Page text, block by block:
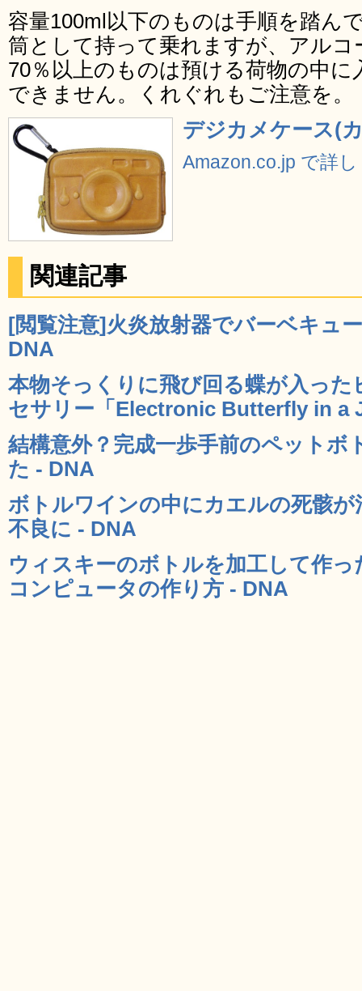
容量100ml以下のものは手順を踏ん
筒として持って乗れますが、アルコ
70％以上のものは預ける荷物の中
できません。くれぐれもご注意を。
デジカメケース(
Amazon.co.jp で詳
関連記事
[閲覧注意]火炎放射器でバーベキュ
DNA
本物そっくりに飛び回る蝶が入っ
セサリー「Electronic Butterfly in a
結構意外？完成一歩手前のペットボ
た - DNA
ボトルワインの中にカエルの死骸が
不良に - DNA
ウィスキーのボトルを加工して作
コンピュータの作り方 - DNA